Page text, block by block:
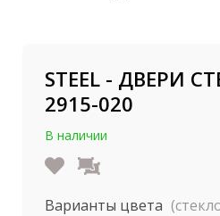
STEEL - ДВЕРИ
2915-020
В наличии
Варианты цвета